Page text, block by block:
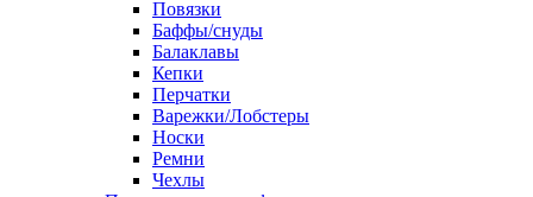
Повязки
Баффы/снуды
Балаклавы
Кепки
Перчатки
Варежки/Лобстеры
Носки
Ремни
Чехлы